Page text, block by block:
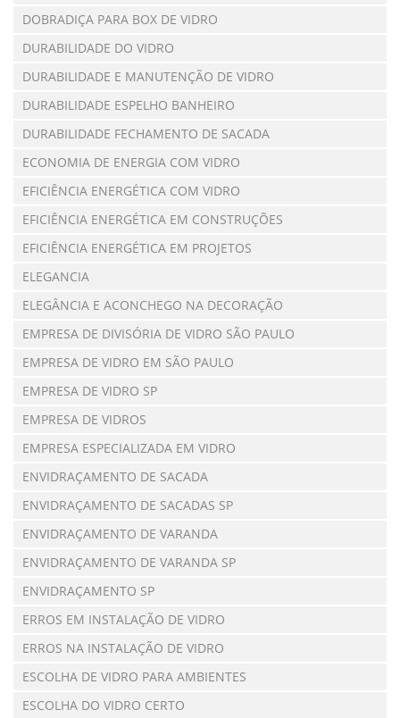
DOBRADIÇA PARA BOX DE VIDRO
DURABILIDADE DO VIDRO
DURABILIDADE E MANUTENÇÃO DE VIDRO
DURABILIDADE ESPELHO BANHEIRO
DURABILIDADE FECHAMENTO DE SACADA
ECONOMIA DE ENERGIA COM VIDRO
EFICIÊNCIA ENERGÉTICA COM VIDRO
EFICIÊNCIA ENERGÉTICA EM CONSTRUÇÕES
EFICIÊNCIA ENERGÉTICA EM PROJETOS
ELEGANCIA
ELEGÂNCIA E ACONCHEGO NA DECORAÇÃO
EMPRESA DE DIVISÓRIA DE VIDRO SÃO PAULO
EMPRESA DE VIDRO EM SÃO PAULO
EMPRESA DE VIDRO SP
EMPRESA DE VIDROS
EMPRESA ESPECIALIZADA EM VIDRO
ENVIDRAÇAMENTO DE SACADA
ENVIDRAÇAMENTO DE SACADAS SP
ENVIDRAÇAMENTO DE VARANDA
ENVIDRAÇAMENTO DE VARANDA SP
ENVIDRAÇAMENTO SP
ERROS EM INSTALAÇÃO DE VIDRO
ERROS NA INSTALAÇÃO DE VIDRO
ESCOLHA DE VIDRO PARA AMBIENTES
ESCOLHA DO VIDRO CERTO